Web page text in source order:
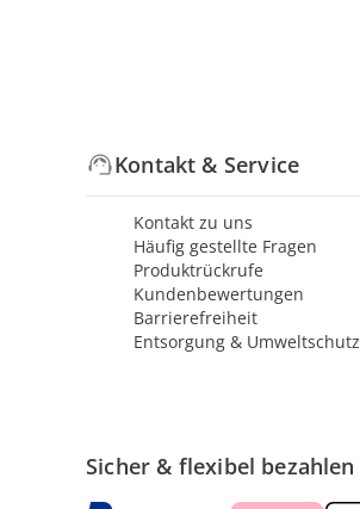
Kontakt & Service
Kontakt zu uns
Häufig gestellte Fragen
Produktrückrufe
Kundenbewertungen
Barrierefreiheit
Entsorgung & Umweltschutz
Sicher & flexibel bezahlen